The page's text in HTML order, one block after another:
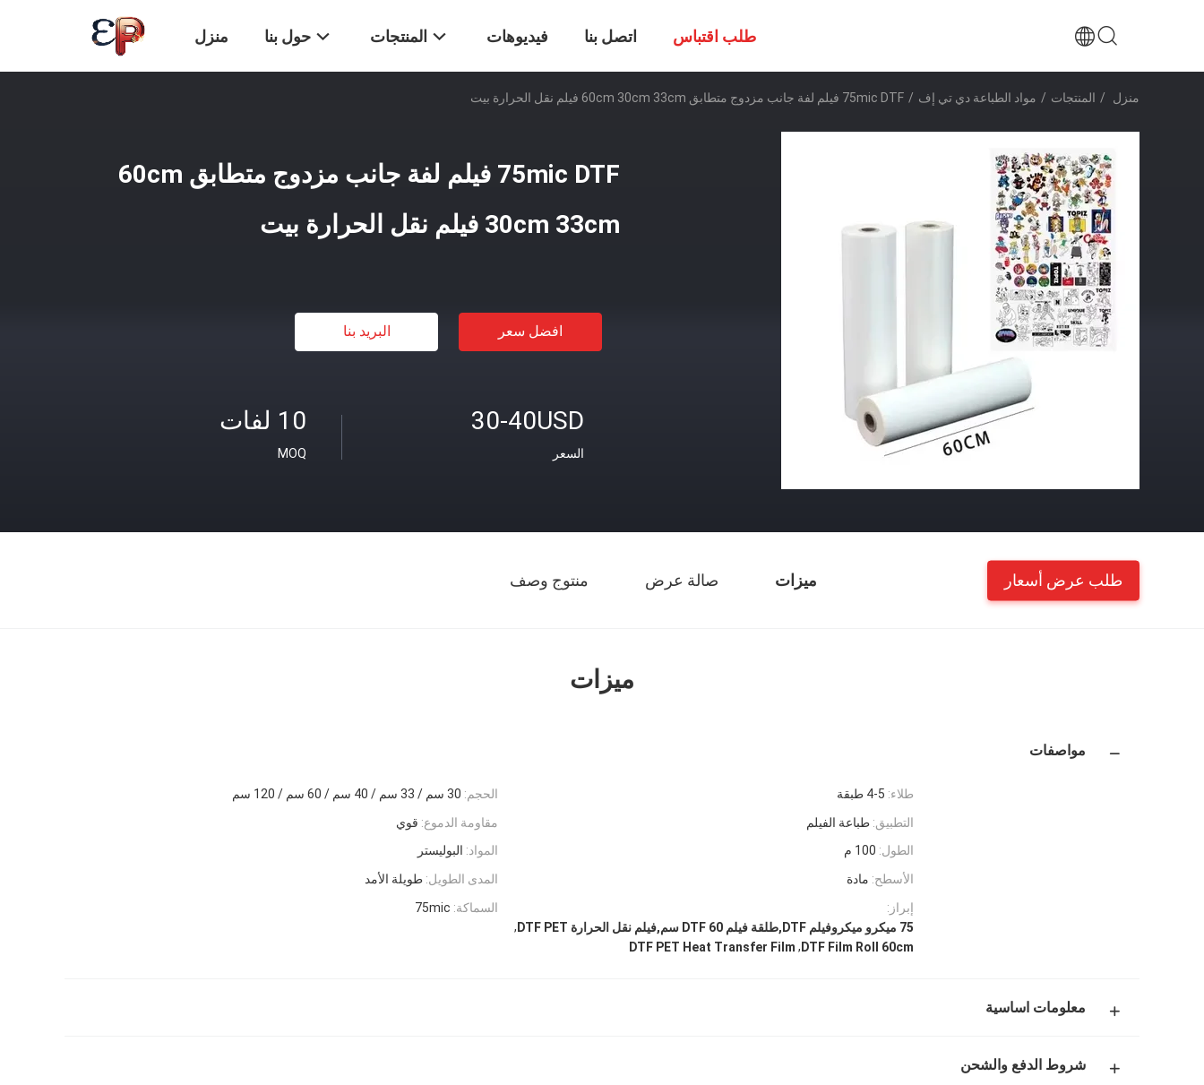
منزل حول بنا المنتجات فيديوهات اتصل بنا طلب اقتباس
منزل / المنتجات / مواد الطباعة دي تي إف / 75mic DTF فيلم لفة جانب مزدوج متطابق 60cm 30cm 33cm فيلم نقل الحرارة بيت
75mic DTF فيلم لفة جانب مزدوج متطابق 60cm
30cm 33cm فيلم نقل الحرارة بيت
افضل سعر البريد بنا
10 لفات
MOQ
30-40USD
السعر
ميزات صالة عرض منتوج وصف طلب عرض أسعار
ميزات
مواصفات
الحجم: 30 سم / 33 سم / 40 سم / 60 سم / 120 سم طلاء: 4-5 طبقة
مقاومة الدموع: قوي التطبيق: طباعة الفيلم
المواد: البوليستر الطول: 100 م
المدى الطويل: طويلة الأمد الأسطح: مادة
السماكة: 75mic
إبراز:
75 ميكرو ميكروفيلم DTF,طلقة فيلم DTF 60 سم,فيلم نقل الحرارة DTF PET
,
DTF Film Roll 60cm
,
DTF PET Heat Transfer Film
معلومات اساسية
شروط الدفع والشحن